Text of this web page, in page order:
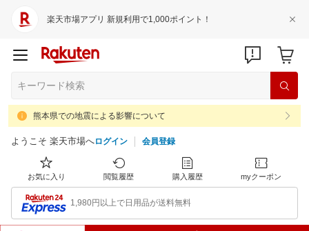
楽天市場アプリ 新規利用で1,000ポイント！
熊本県での地震による影響について
ようこそ 楽天市場へログイン 会員登録
お気に入り 閲覧履歴 購入履歴 myクーポン
1,980円以上で日用品が送料無料